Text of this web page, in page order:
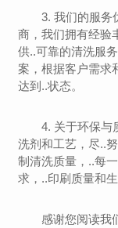
3. 我们的服务
商，我们拥有经验
供..可靠的清洗服
案，根据客户需求
达到..状态。
4. 关于环保与
洗剂和工艺，尽..
制清洗质量，..每
求，..印刷质量和生
感谢您阅读我